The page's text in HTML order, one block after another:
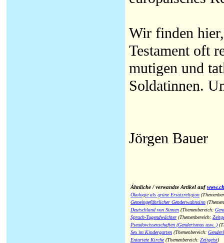
Wir finden
Testament oft
mutigen und
Soldatinnen.
Jörgen Bauer
Ähnliche / verwandte Artikel auf
Ökologie als grüne Ersatzreligion
Gemeingefährlicher Genderwahnsinn
Deutschland von Sinnen (Themenbereich:
Sprach-Tugendwächter (Themenbereich:
Pseudowissenschaften (Genderismus usw. )
Sex im Kindergarten (Themenbereich:
Entartete Kirche(Themenbereich: Zeitgeist)